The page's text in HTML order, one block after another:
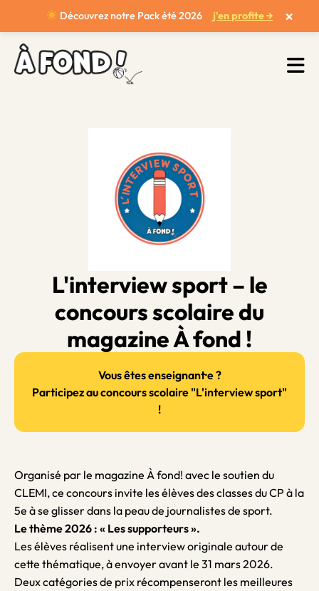
Découvrez notre Pack été 2026 j'en profite → ×
L'interview sport – le
concours scolaire du
magazine À fond !
Vous êtes enseignant·e ?
Participez au concours scolaire "L'interview sport"
!
Organisé par le magazine À fond! avec le soutien du
CLEMI, ce concours invite les élèves des classes du CP à la
5e à se glisser dans la peau de journalistes de sport.
Le thème 2026 : « Les supporteurs ».
Les élèves réalisent une interview originale autour de
cette thématique, à envoyer avant le 31 mars 2026.
Deux catégories de prix récompenseront les meilleures